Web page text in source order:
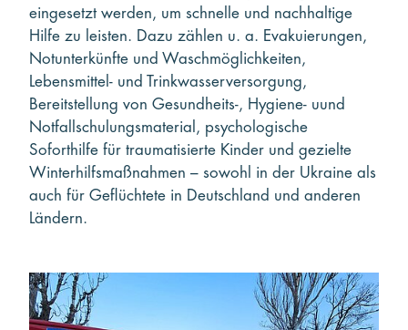
eingesetzt werden, um schnelle und nachhaltige
Hilfe zu leisten. Dazu zählen u. a. Evakuierungen,
Notunterkünfte und Waschmöglichkeiten,
Lebensmittel- und Trinkwasserversorgung,
Bereitstellung von Gesundheits-, Hygiene- uund
Notfallschulungsmaterial, psychologische
Soforthilfe für traumatisierte Kinder und gezielte
Winterhilfsmaßnahmen – sowohl in der Ukraine als
auch für Geflüchtete in Deutschland und anderen
Ländern.